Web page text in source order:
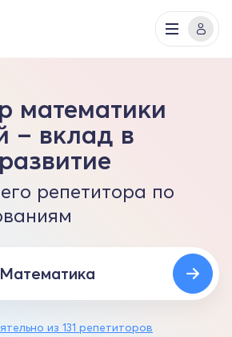
математики
– вклад в
репетитора по
из 131 репетиторов